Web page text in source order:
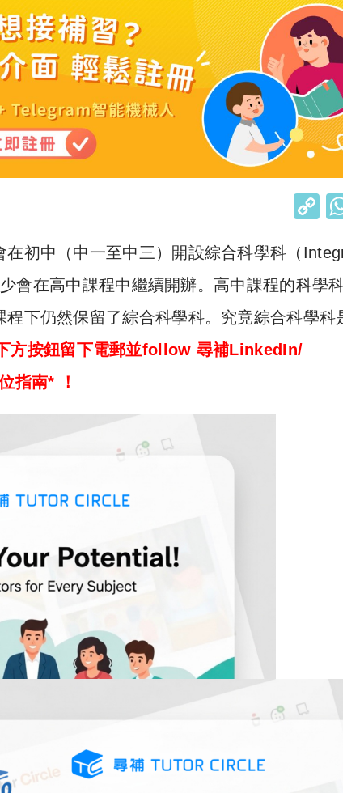
初中（中一至中三）開設綜合科學科（
會在高中課程中繼續開辦。高中課程的科學
下仍然保留了綜合科學科。究竟綜合科學科
方按鈕留下電郵並follow 尋補LinkedIn/
指南* ！